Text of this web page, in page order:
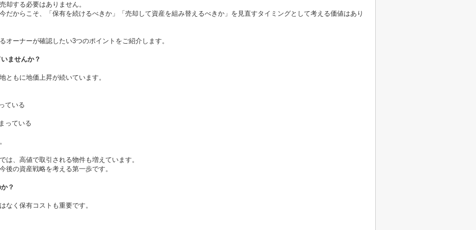
却する必要はありません。
だからこそ、「保有を続けるべきか」「売却して資産を組み替えるべきか」を見直すタイミングとして考える価値はあり
オーナーが確認したい3つのポイントをご紹介します。
ませんか？
ともに地価上昇が続いています。
ている
っている
は、高値で取引される物件も増えています。
後の資産戦略を考える第一歩です。
？
なく保有コストも重要です。